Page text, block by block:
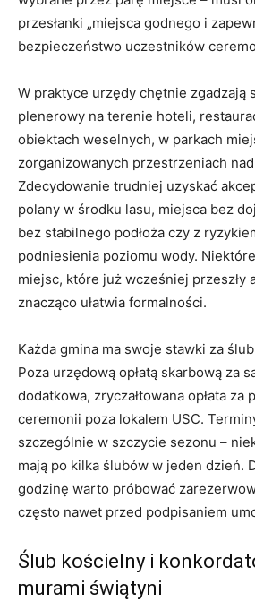
przesłanki „miejsca godnego i
bezpieczeństwo uczestników
W praktyce urzędy chętnie zgadzają
plenerowy na terenie hoteli,
obiektach weselnych, w parkach
zorganizowanych przestrzeniach
Zdecydowanie trudniej uzyskać
polany w środku lasu, miejsca bez
bez stabilnego podłoża czy z
podniesienia poziomu wody.
miejsc, które już wcześniej przeszły
znacząco ułatwia formalności.
Każda gmina ma swoje stawki za
Poza urzędową opłatą skarbową za
dodatkowa, zryczałtowana opłata za
ceremonii poza lokalem USC.
szczególnie w szczycie sezonu –
mają po kilka ślubów w jeden dzień.
godzinę warto próbować
często nawet przed podpisaniem
Ślub kościelny i
murami świątyni